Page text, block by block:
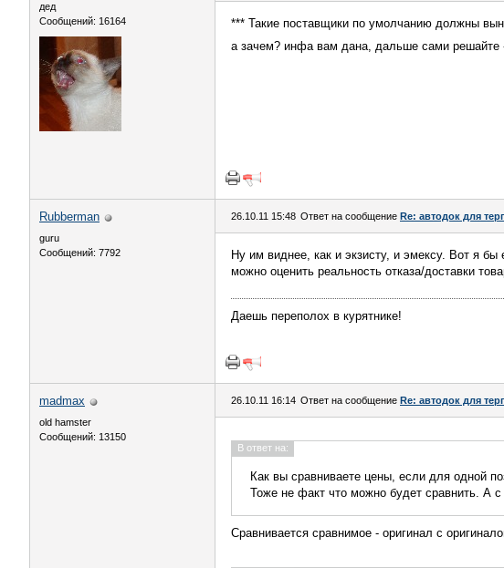
дед
Сообщений: 16164
*** Такие поставщики по умолчанию должны
а зачем? инфа вам дана, дальше сами
Rubberman
guru
Сообщений: 7792
26.10.11 15:48 Ответ на сообщение Re: автодок для
Ну им виднее, как и экзисту, и эмексу. Вот я
можно оценить реальность отказа/доставки
Даешь переполох в курятнике!
madmax
old hamster
Сообщений: 13150
26.10.11 16:14 Ответ на сообщение Re: автодок для
В ответ на:
Как вы сравниваете цены, если для одной
Тоже не факт что можно будет сравнить. А
Сравнивается сравнимое - оригинал с